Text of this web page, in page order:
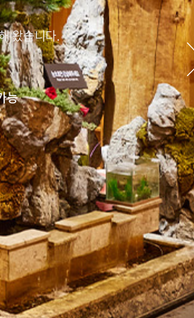
왔습니다.
능